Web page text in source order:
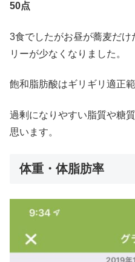
50点
3食でしたがお昼が蕎麦だけ
リーが少なくなりました。
飽和脂肪酸はギリギリ適正範
過剰になりやすい脂質や糖
思います。
体重・体脂肪率